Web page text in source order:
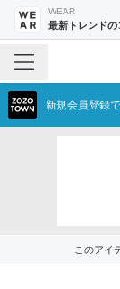
WEAR
最新トレンドの
新規会員登録
このアイ